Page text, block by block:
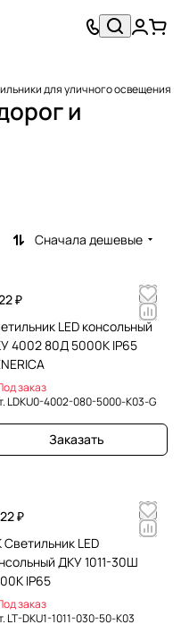
для уличного освещения
и
Сначала дешевые
₽
LED консольный
4002 80Д 5000К IP65
заказ
LDKU0-4002-080-5000-K03-G
Заказать
₽
Светильник LED
ДКУ 1011-30Ш
IP65
заказ
LT-DKU1-1011-030-50-K03